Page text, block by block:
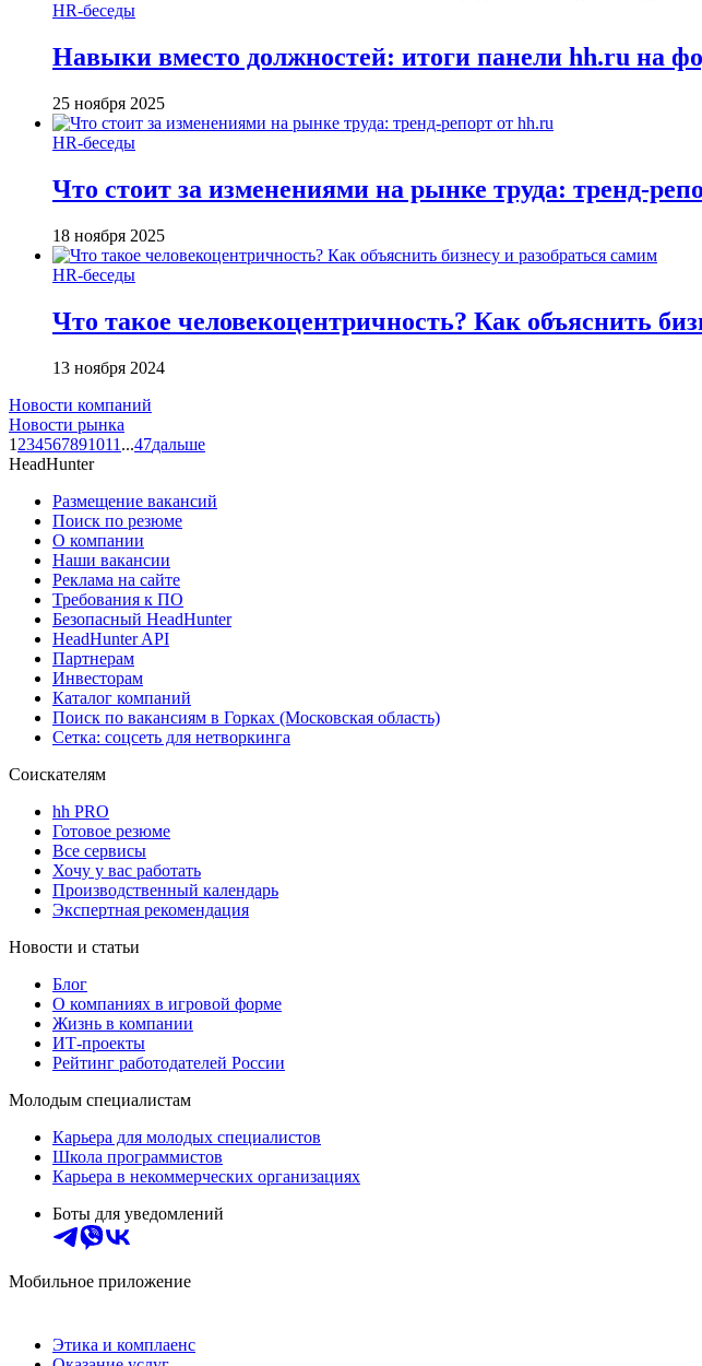
HR-беседы
Навыки вместо должностей: итоги панели hh.ru
25 ноября 2025
HR-беседы
Что стоит за изменениями на рынке труда: тренд-
18 ноября 2025
HR-беседы
Что такое человеко­центричность? Как объяснить
13 ноября 2024
Новости компаний
Новости рынка
1 234567891011 ...47дальше
HeadHunter
Размещение вакансий
Поиск по резюме
О компании
Наши вакансии
Реклама на сайте
Требования к ПО
Безопасный HeadHunter
HeadHunter API
Партнерам
Инвесторам
Каталог компаний
Поиск по вакансиям в Горках (Московская область)
Сетка: соцсеть для нетворкинга
Соискателям
hh PRO
Готовое резюме
Все сервисы
Хочу у вас работать
Производственный календарь
Экспертная рекомендация
Новости и статьи
Блог
О компаниях в игровой форме
Жизнь в компании
ИТ-проекты
Рейтинг работодателей России
Молодым специалистам
Карьера для молодых специалистов
Школа программистов
Карьера в некоммерческих организациях
Боты для уведомлений
Мобильное приложение
Этика и комплаенс